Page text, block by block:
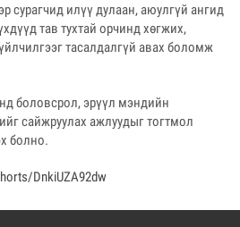
сурагчид илүү дулаан, аюулгүй ангид
тав тухтай орчинд хөгжих,
тасалдалгүй авах боломж
боловсрол, эрүүл мэндийн
сайжруулах ажлуудыг тогтмол
болно.
DnkiUZA92dw